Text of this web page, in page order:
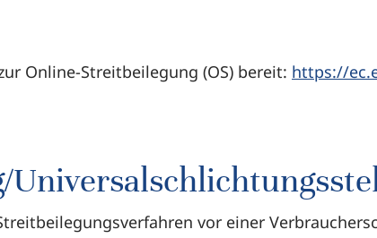
Online-Streitbeilegung (OS) bereit: https://
vor einer